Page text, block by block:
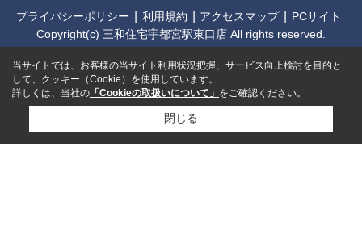
プライバシーポリシー 利用規約 アクセスマップ
PCサイト
Copyright(c) 三和住宅宇都宮駅東口店 All rights reserved.
当サイトでは、お客様の当サイト利用状況把握、サービス向上検討を目的と
して、クッキー（Cookie）を使用しています。
詳しくは、当社の 「Cookieの取扱いについて」 をご確認ください。
閉じる